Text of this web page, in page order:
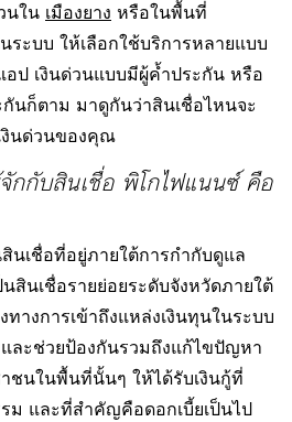
นใน เมืองยาง หรือในพื้นที่
ระบบ ให้เลือกใช้บริการหลายแบบ
อป เงินด่วนแบบมีผู้ค้ำประกัน หรือ
นก็ตาม มาดูกันว่าสินเชื่อไหนจะ
งินด่วนของคุณ
กกับสินเชื่อ พิโกไฟแนนซ์ คือ
นเชื่อที่อยู่ภายใต้การกำกับดูแล
สินเชื่อรายย่อยระดับจังหวัดภายใต้
างการเข้าถึงแหล่งเงินทุนในระบบ
ละช่วยป้องกันรวมถึงแก้ไขปัญหา
ชนในพื้นที่นั้นๆ ให้ได้รับเงินกู้ที่
ม และที่สำคัญคือดอกเบี้ยเป็นไป